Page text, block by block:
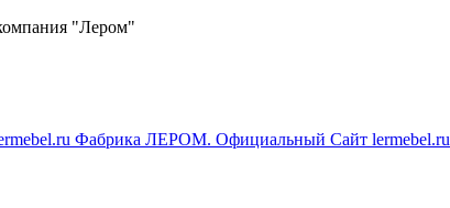
"Лером"
Фабрика ЛЕРОМ. Официальный Сайт lermebel.ru